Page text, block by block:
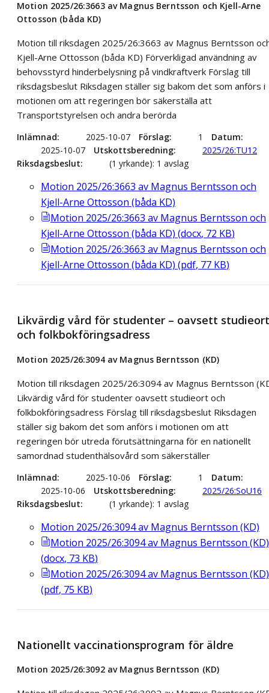
Motion 2025/26:3663 av Magnus Berntsson och Kjell-Arne
Ottosson (båda KD)
Motion till riksdagen 2025/26:3663 av Magnus Berntsson
Kjell-Arne Ottosson (båda KD) Förverkligad användning av
behovsstyrd hinderbelysning på vindkraftverk Förslag till
riksdagsbeslut Riksdagen ställer sig bakom det som anförs i
motionen om att regeringen bör säkerställa att
Transportstyrelsen och andra berörda
Inlämnad 2025-10-07 Förslag 1
Datum
2025-10-07
Utskottsberedning
2025/26:TU12
Riksdagsbeslut
(1 yrkande): 1 avslag
Motion 2025/26:3663 av Magnus Berntsson och
Kjell-Arne Ottosson (båda KD)
Motion 2025/26:3663 av Magnus Berntsson och
Kjell-Arne Ottosson (båda KD) (docx, 72 KB)
Motion 2025/26:3663 av Magnus Berntsson och
Kjell-Arne Ottosson (båda KD) (pdf, 77 KB)
Likvärdig vård för studenter – oavsett studieort
och folkbokföringsadress
Motion 2025/26:3094 av Magnus Berntsson (KD)
Motion till riksdagen 2025/26:3094 av Magnus Berntsson
Likvärdig vård för studenter oavsett studieort och
folkbokföringsadress Förslag till riksdagsbeslut Riksdagen
ställer sig bakom det som anförs i motionen om att
regeringen bör utreda förutsättningarna för en nationellt
samordnad studenthälsovård som säkerställer
Inlämnad 2025-10-06 Förslag 1
Datum
2025-10-06
Utskottsberedning
2025/26:SoU16
Riksdagsbeslut
(1 yrkande): 1 avslag
Motion 2025/26:3094 av Magnus Berntsson (KD)
Motion 2025/26:3094 av Magnus Berntsson (KD)
(docx, 73 KB)
Motion 2025/26:3094 av Magnus Berntsson (KD)
(pdf, 75 KB)
Nationellt vaccinationsprogram för äldre
Motion 2025/26:3092 av Magnus Berntsson (KD)